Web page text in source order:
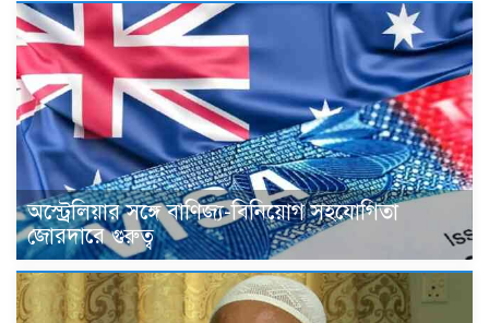
অস্ট্রেলিয়ার সঙ্গে বাণিজ্য-বিনিয়োগ সহযোগিতা
জোরদারে গুরুত্ব